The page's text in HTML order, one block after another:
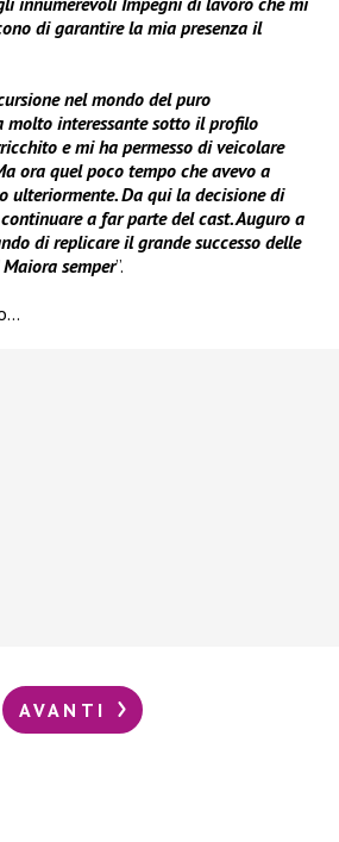
di garantire la mia presenza il
nel mondo del puro
interessante sotto il profilo
e mi ha permesso di veicolare
ora quel poco tempo che avevo a
ulteriormente. Da qui la decisione di
a far parte del cast. Auguro a
di replicare il grande successo delle
semper”.
AVANTI